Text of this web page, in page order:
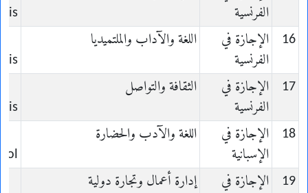
الفرنسية
16
الإجازة في
الفرنسية
ﺍﻟﻠﻐﺔ ﻭﺍﻵﺩﺍﺏ ﻭالملتميديا
17
الإجازة في
الفرنسية
الثقافة والتواصل
18
الإجازة في
الإسبانية
اللغة والآدب والحضارة
19
الإجازة في
إدارة أعمال وتجارة دولية